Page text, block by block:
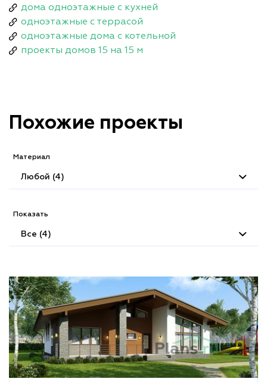
дома одноэтажные с кухней
одноэтажные с террасой
одноэтажные дома с котельной
проекты домов 15 на 15 м
Похожие проекты
Материал
Любой (4)
Показать
Все (4)